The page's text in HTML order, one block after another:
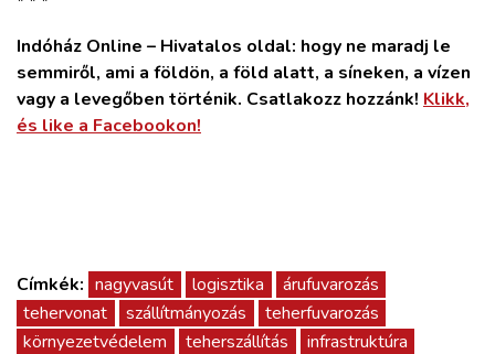
Indóház Online – Hivatalos oldal: hogy ne maradj le
semmiről, ami a földön, a föld alatt, a síneken, a vízen
vagy a levegőben történik. Csatlakozz hozzánk! Klikk,
és like a Facebookon!
Címkék: nagyvasút logisztika
árufuvarozás
tehervonat
szállítmányozás
teherfuvarozás
környezetvédelem
teherszállítás
infrastruktúra